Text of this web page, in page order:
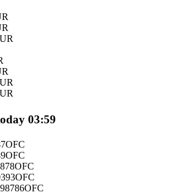
รแบ่งปันผลกำไรและค่าคอมมิชชั่นการคัด
มูลขนาดใหญ่ รวมถึงข้อมูลการค้า ฯลฯ
03:59
OFC
OFC
OFC
OFC
OFC